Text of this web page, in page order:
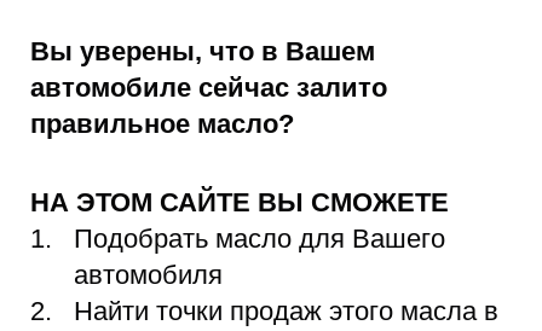
Вы уверены, что в Вашем
автомобиле сейчас залито
правильное масло?
НА ЭТОМ САЙТЕ ВЫ СМОЖЕТЕ
Подобрать масло для Вашего
автомобиля
Найти точки продаж этого масла в